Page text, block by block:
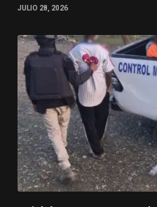
JULIO 28, 2026